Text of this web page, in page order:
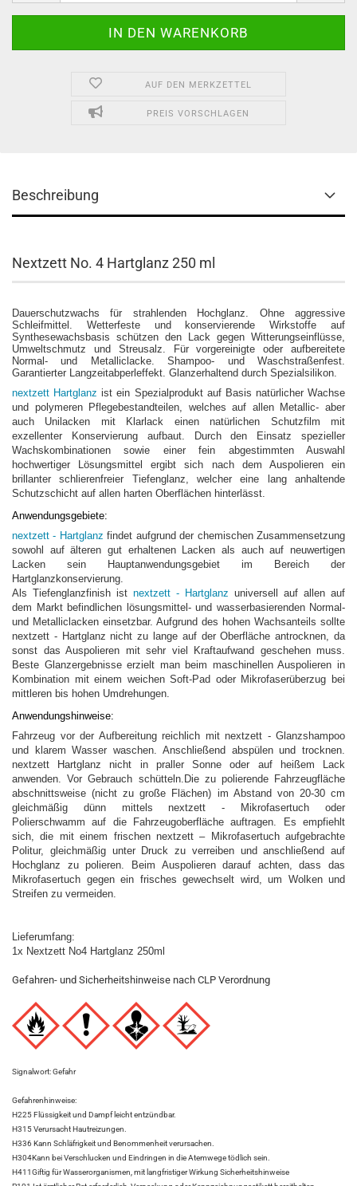
AUF DEN MERKZETTEL
PREIS VORSCHLAGEN
Beschreibung
Nextzett No. 4 Hartglanz 250 ml
Dauerschutzwachs für strahlenden Hochglanz. Ohne aggressive
Schleifmittel. Wetterfeste und konservierende Wirkstoffe auf
Synthesewachsbasis schützen den Lack gegen Witterungseinflüsse,
Umweltschmutz und Streusalz. Für vorgereinigte oder aufbereitete
Normal- und Metalliclacke. Shampoo- und Waschstraßenfest.
Garantierter Langzeitabperleffekt. Glanzerhaltend durch Spezialsilikon.
nextzett Hartglanz ist ein Spezialprodukt auf Basis natürlicher Wachse
und polymeren Pflegebestandteilen, welches auf allen Metallic- aber
auch Unilacken mit Klarlack einen natürlichen Schutzfilm mit
exzellenter Konservierung aufbaut. Durch den Einsatz spezieller
Wachskombinationen sowie einer fein abgestimmten Auswahl
hochwertiger Lösungsmittel ergibt sich nach dem Auspolieren ein
brillanter schlierenfreier Tiefenglanz, welcher eine lang anhaltende
Schutzschicht auf allen harten Oberflächen hinterlässt.
Anwendungsgebiete:
nextzett - Hartglanz findet aufgrund der chemischen Zusammensetzung
sowohl auf älteren gut erhaltenen Lacken als auch auf neuwertigen
Lacken sein Hauptanwendungsgebiet im Bereich der
Hartglanzkonservierung.
Als Tiefenglanzfinish ist nextzett - Hartglanz universell auf allen auf
dem Markt befindlichen lösungsmittel- und wasserbasierenden Normal-
und Metalliclacken einsetzbar. Aufgrund des hohen Wachsanteils sollte
nextzett - Hartglanz nicht zu lange auf der Oberfläche antrocknen, da
sonst das Auspolieren mit sehr viel Kraftaufwand geschehen muss.
Beste Glanzergebnisse erzielt man beim maschinellen Auspolieren in
Kombination mit einem weichen Soft-Pad oder Mikrofaserüberzug bei
mittleren bis hohen Umdrehungen.
Anwendungshinweise:
Fahrzeug vor der Aufbereitung reichlich mit nextzett - Glanzshampoo
und klarem Wasser waschen. Anschließend abspülen und trocknen.
nextzett Hartglanz nicht in praller Sonne oder auf heißem Lack
anwenden. Vor Gebrauch schütteln.Die zu polierende Fahrzeugfläche
abschnittsweise (nicht zu große Flächen) im Abstand von 20-30 cm
gleichmäßig dünn mittels nextzett - Mikrofasertuch oder
Polierschwamm auf die Fahrzeugoberfläche auftragen. Es empfiehlt
sich, die mit einem frischen nextzett – Mikrofasertuch aufgebrachte
Politur, gleichmäßig unter Druck zu verreiben und anschließend auf
Hochglanz zu polieren. Beim Auspolieren darauf achten, dass das
Mikrofasertuch gegen ein frisches gewechselt wird, um Wolken und
Streifen zu vermeiden.
Lieferumfang:
1x Nextzett No4 Hartglanz 250ml
Gefahren- und Sicherheitshinweise nach CLP Verordnung
Signalwort: Gefahr
Gefahrenhinweise:
H225 Flüssigkeit und Dampf leicht entzündbar.
H315 Verursacht Hautreizungen.
H336 Kann Schläfrigkeit und Benommenheit verursachen.
H304Kann bei Verschlucken und Eindringen in die Atemwege tödlich sein.
H411Giftig für Wasserorganismen, mit langfristiger Wirkung Sicherheitshinweise